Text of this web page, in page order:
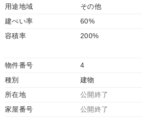
用途地域
その他
建ぺい率
60%
容積率
200%
物件番号
4
種別
建物
所在地
公開終了
家屋番号
公開終了